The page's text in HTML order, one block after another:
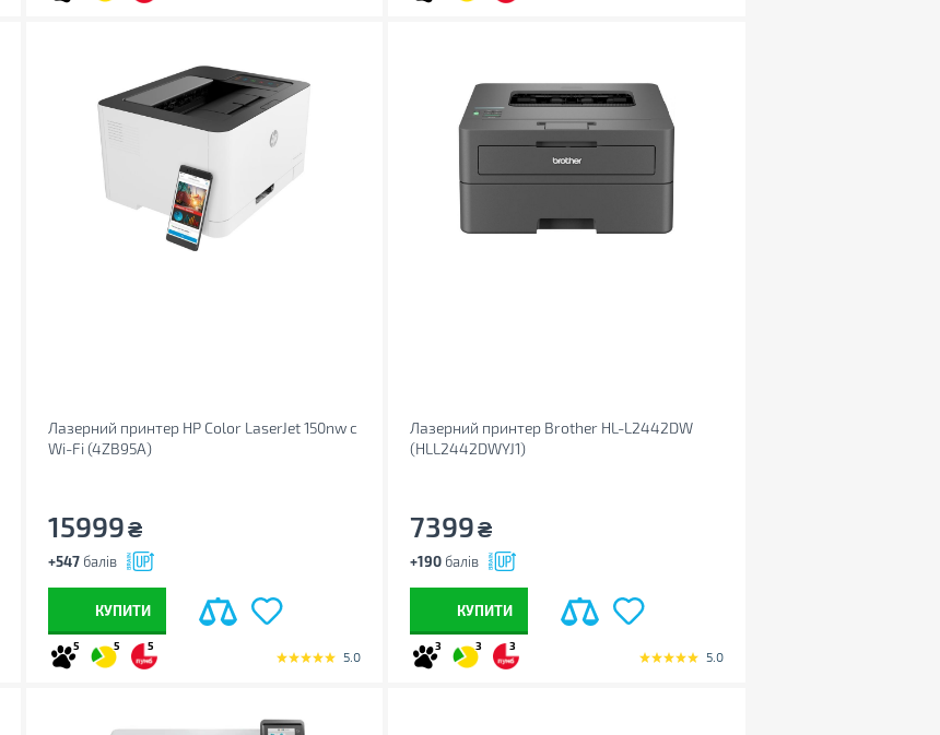
Лазерний принтер HP Color LaserJet 150nw с
Wi-Fi (4ZB95A)
15999₴
+547балів
КУПИТИ
5 5 5
5.0
Лазерний принтер Brother HL-L2442DW
(HLL2442DWYJ1)
7399₴
+190 балів
КУПИТИ
3 3 3
5.0